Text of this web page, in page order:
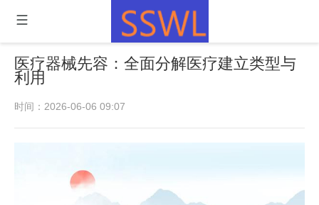
医疗器械先容：全面分解医疗建立类型与
利用
时间：2026-06-06 09:07